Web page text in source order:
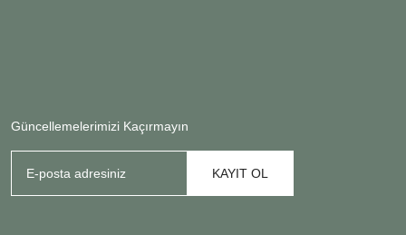
Güncellemelerimizi Kaçırmayın
KAYIT OL